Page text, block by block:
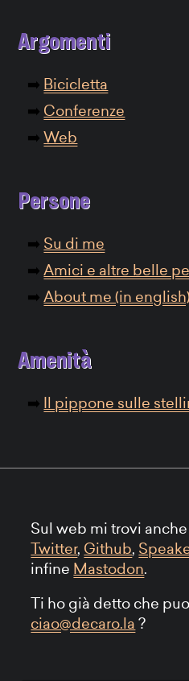
Argomenti
Bicicletta
Conferenze
Web
Persone
Su di me
Amici e altre belle
About me (in english)
Amenità
Il pippone sulle
Sul web mi trovi
Twitter, Github,
infine Mastodon.
Ti ho già detto che
ciao@decaro.la ?